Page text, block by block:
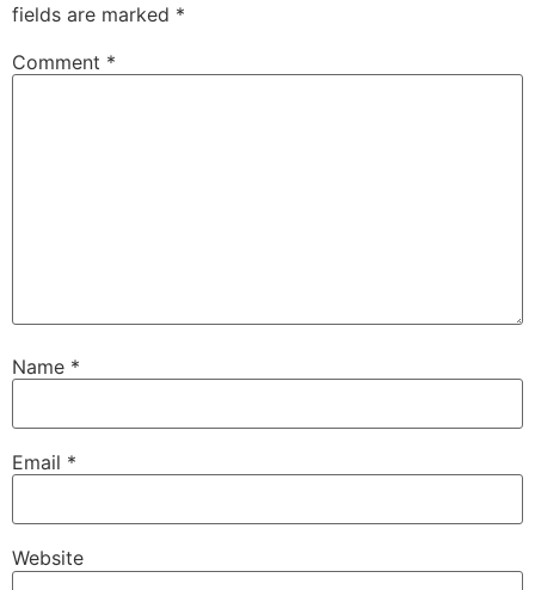
fields are marked *
Comment *
Name *
Email *
Website